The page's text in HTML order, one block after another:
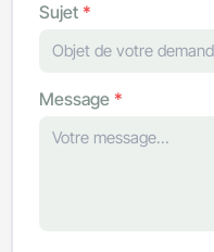
Sujet *
Message *